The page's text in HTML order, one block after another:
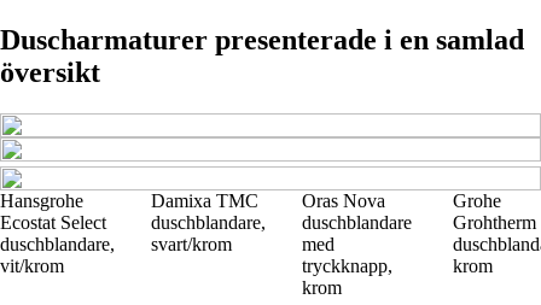
Duscharmaturer presenterade i en samlad
översikt
Hansgrohe
Ecostat Select
duschblandare,
vit/krom
Damixa TMC
duschblandare,
svart/krom
Oras Nova
duschblandare
med
tryckknapp,
krom
Grohe
Grohtherm
krom